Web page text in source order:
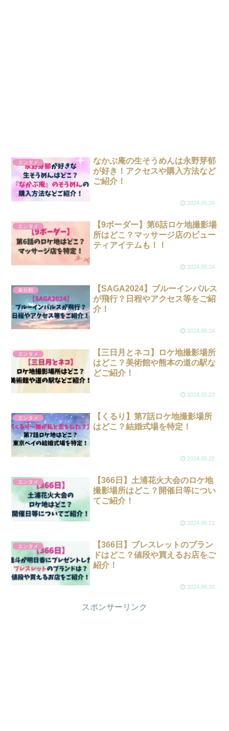
エンタメ
なかぶ庵の生そうめんは永野芽郁
が好き！アクセスや購入方法など
ご紹介！
2024.05.26
エンタメ
【9ボーダー】第6話ロケ地撮影場
所はどこ？マッサージ店のビュー
ティアイテムも！！
2024.05.24
未分類
【SAGA2024】ブルーインパルス
が飛行？日程やアクセス等をご紹
介！
2024.05.24
エンタメ
【三日月とネコ】ロケ地撮影場所
はどこ？美術館や熊本の道の駅な
どご紹介！
2024.05.23
エンタメ
【くるり】第7話ロケ地撮影場所
はどこ？結婚式場を特定！
2024.05.22
エンタメ
【366日】土浦花火大会のロケ地
撮影場所はどこ？開催日等につい
てご紹介！
2024.05.21
エンタメ
【366日】ブレスレットのブラン
ドはどこ？値段や買えるお店をご
紹介！
2024.05.20
スポンサーリンク